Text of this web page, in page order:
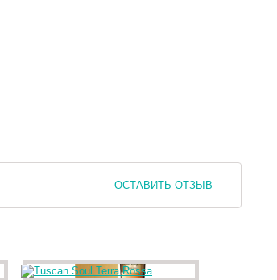
ОСТАВИТЬ ОТЗЫВ